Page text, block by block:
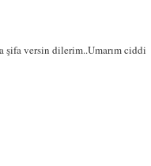
şifa versin dilerim..Umarım ciddi